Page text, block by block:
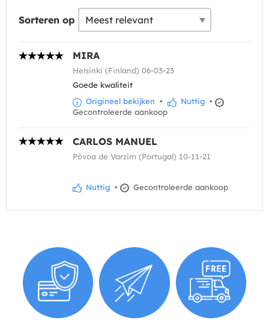
Sorteren op
MIRA
Helsinki (Finland) 06-03-23
Goede kwaliteit
Origineel bekijken • Nuttig •
Gecontroleerde aankoop
CARLOS MANUEL
Póvoa de Varzim (Portugal) 10-11-21
Nuttig • Gecontroleerde aankoop